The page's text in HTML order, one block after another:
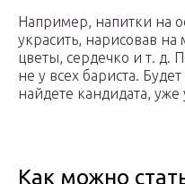
Например, напитки на
украсить, нарисовав
цветы, сердечко и т. д.
не у всех бариста.
найдете кандидата,
Как можно